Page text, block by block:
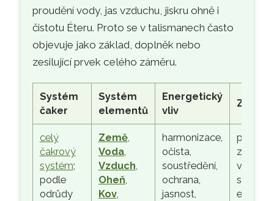
proudění vody, jas vzduchu, jiskru ohně i
čistotu Éteru. Proto se v talismanech často
objevuje jako základ, doplněk nebo
zesilující prvek celého záměru.
Systém
čaker
Systém
elementů
Energetický
vliv
Zdraví
celý
čakrový
systém;
podle
odrůdy
Země,
Voda,
Vzduch,
Oheň,
Kov,
harmonizace,
očista,
soustředění,
ochrana,
jasnost,
vnitřní
emoční